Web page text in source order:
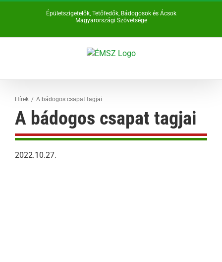
Épületszigetelők, Tetőfedők, Bádogosok és Ácsok
Magyarországi Szövetsége
Hírek A bádogos csapat tagjai
A bádogos csapat tagjai
2022.10.27.